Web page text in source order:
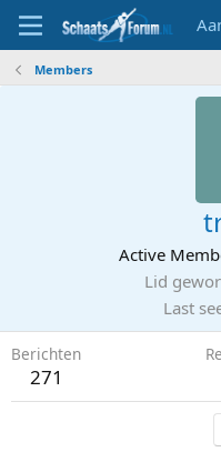
Members
Active
Lid
Last
Berichten
271